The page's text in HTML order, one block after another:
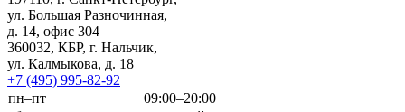
ул. Большая Разночинная,
д. 14, офис 304
360032, КБР, г. Нальчик,
ул. Калмыкова, д. 18
+7 (495) 995-82-92
пн–пт
09:00–20:00